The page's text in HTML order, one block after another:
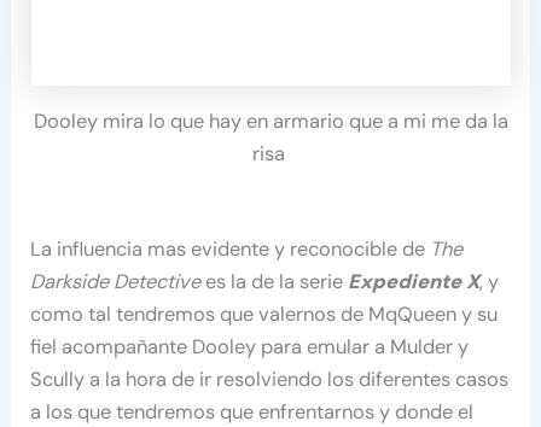
Dooley mira lo que hay en armario que a mi me da la
risa
La influencia mas evidente y reconocible de The
Darkside Detectivees la de la serie Expediente X, y
como tal tendremos que valernos de MqQueen y su
fiel acompañante Dooley para emular a Mulder y
Scully a la hora de ir resolviendo los diferentes casos
a los que tendremos que enfrentarnos y donde el